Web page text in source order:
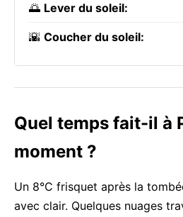
🌅 Lever du soleil:
🌇 Coucher du soleil:
Quel temps fait-il à
moment ?
Un 8°C frisquet après la
avec clair. Quelques nuages